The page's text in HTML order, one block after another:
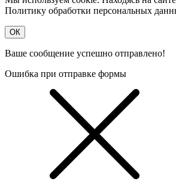
Политику обработки персональных
OК
Ваше сообщение успешно отправлено!
Ошибка при отправке формы